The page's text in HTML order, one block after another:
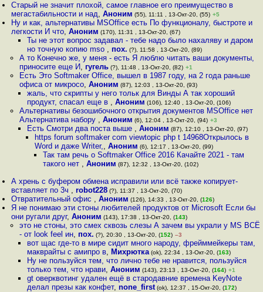
Старый не значит плохой, самое главное его преимущество в
мегастабильности и над,Аноним (55), 11:11 , 13-Окт-20, (55) +5
Ну и как, альтернативы MSOffice есть По функционалу, быстроте и
легкости И что,Аноним (170), 11:31 , 13-Окт-20, (67)
Ты не этот вопрос задавал - тебе надо было нахаляву и даром
но точную копию mso , пох. (?), 11:58 , 13-Окт-20, (89)
А то Конечно же, у меня - есть Я люблю читать ваши документы,
приносите еще И, гугель(?), 11:48 , 13-Окт-20, (82) +1
Есть Это Softmaker Office, вышел в 1987 году, на 2 года раньше
офиса от микросо, Аноним (87), 12:03 , 13-Окт-20, (93)
жаль, что скрипты у него тольк для Винды А так хороший
продукт, спасал еще в , Аноним (106), 12:40 , 13-Окт-20, (106)
Альтернативы безошибочного открытия документов MSOffice нет
Альтернатива набору , Аноним (6), 12:04 , 13-Окт-20, (94) +3
Есть Смотри два поста выше , Аноним (87), 12:10 , 13-Окт-20, (97)
https forum softmaker com viewtopic php t 14968Открылось в
Word и даже Writer,,Аноним (6), 12:17 , 13-Окт-20, (99)
Так там речь о Softmaker Office 2016 Качайте 2021 - там
такого нет , Аноним (87), 12:32 , 13-Окт-20, (102)
А хрень с буфером обмена исправили или всё также копирует-
вставляет по 3ч ,robot228 (?), 11:37 , 13-Окт-20, (70)
Отвратительный офис ,Аноним (126), 14:33 , 13-Окт-20, (126)
Я не понимаю эти стоны любителей продуктов от Microsoft Если бы
они ругали друг,Аноним (143), 17:38 , 13-Окт-20, (143)
это не стоны, это смех сквозь слезы А зачем вы украли у MS ВСЁ
- от look feel ин, пох. (?), 20:30 , 13-Окт-20, (152) –3
вот щас где-то в мире сидит много народу, фрейммейкеры там,
макврайты с амипро в, Михрютка(ok), 22:34 , 13-Окт-20, (163)
Ну не пользуйся тем, что лично тебе не нравится, пользуйся
только тем, что нрави, Аноним (143), 23:13 , 13-Окт-20, (164) +1
gt оверквотинг удален ещё в стародавние времена KeyNote
делал презы как конфет, none_first(ok), 12:37 , 15-Окт-20, (172)